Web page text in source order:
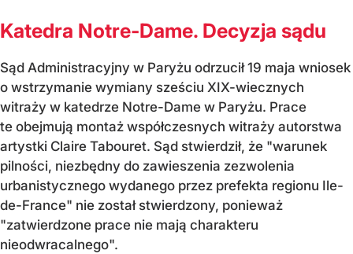
Katedra Notre-Dame. Decyzja sądu
Sąd Administracyjny w Paryżu odrzucił 19 maja wniosek
o wstrzymanie wymiany sześciu XIX-wiecznych
witraży w katedrze Notre-Dame w Paryżu. Prace
te obejmują montaż współczesnych witraży autorstwa
artystki Claire Tabouret. Sąd stwierdził, że "warunek
pilności, niezbędny do zawieszenia zezwolenia
urbanistycznego wydanego przez prefekta regionu Ile-
de-France" nie został stwierdzony, ponieważ
"zatwierdzone prace nie mają charakteru
nieodwracalnego".